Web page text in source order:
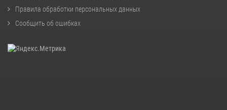
Правила обработки персональных данных
Сообщить об ошибках